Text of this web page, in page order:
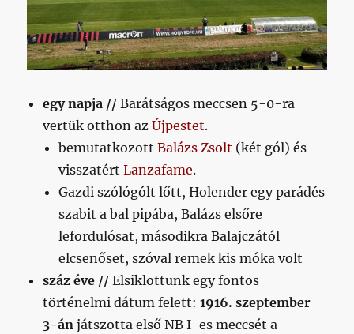
egy napja //Barátságos meccsen 5-0-ra
vertük otthon azÚjpestet.
bemutatkozottBalázs Zsolt (két gól) és
visszatértLanzafame.
Gazdi szólógólt lőtt, Holender egy parádés
szabit a bal pipába, Balázs elsőre
lefordulósat, másodikra Balajczától
elcsenőset, szóval remek kis móka volt
száz éve //Elsiklottunk egy fontos
történelmi dátum felett:1916. szeptember
3-ánjátszotta első NB I-es meccsét a